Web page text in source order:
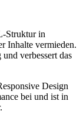
Struktur in
Inhalte vermieden.
verbessert das
Design
bei und ist in